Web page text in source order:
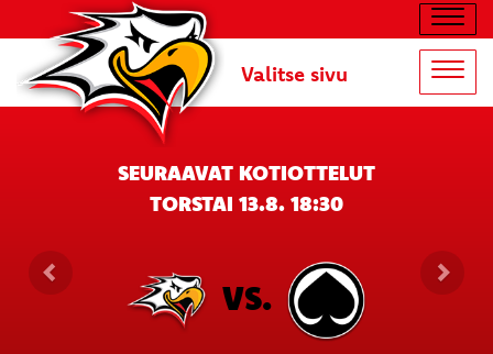
Valitse sivu
SEURAAVAT KOTIOTTELUT
TORSTAI 13.8. 18:30
VS.